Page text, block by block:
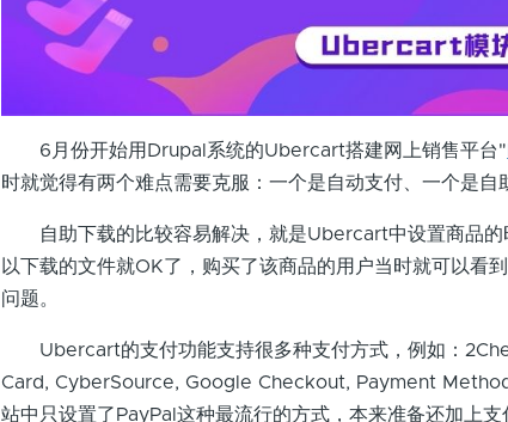
6月份开始用Drupal系统的Ubercart搭建网上销售平台"
时就觉得有两个难点需要克服：一个是自动支付、一个是自
自助下载的比较容易解决，就是Ubercart中设置商品的
以下载的文件就OK了，购买了该商品的用户当时就可以看
问题。
Ubercart的支付功能支持很多种支付方式，例如：
Card, CyberSource, Google Checkout, Payment
站中只设置了PayPal这种最流行的方式，本来准备还加上